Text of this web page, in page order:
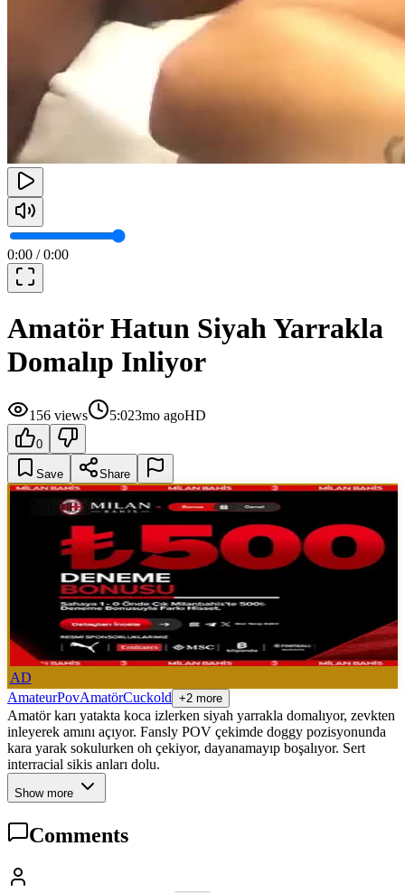
0:00 /0:00
Amatör Hatun Siyah Yarrakla
Domalıp Inliyor
156 views 5:023mo agoHD
0
Save Share
AD
AmateurPovAmatörCuckold +2 more
Amatör karı yatakta koca izlerken siyah yarrakla domalıyor, zevkten
inleyerek amını açıyor. Fansly POV çekimde doggy pozisyonunda
kara yarak sokulurken oh çekiyor, dayanamayıp boşalıyor. Sert
interracial sikis anları dolu.
Show more
Comments